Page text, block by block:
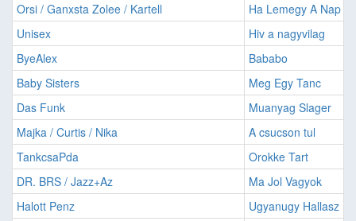
Orsi / Ganxsta Zolee / Kartell
Ha Lemegy A Nap
Unisex
Hiv a nagyvilag
ByeAlex
Bababo
Baby Sisters
Meg Egy Tanc
Das Funk
Muanyag Slager
Majka / Curtis / Nika
A csucson tul
TankcsaPda
Orokke Tart
DR. BRS / Jazz+Az
Ma Jol Vagyok
Halott Penz
Ugyanugy Hallasz